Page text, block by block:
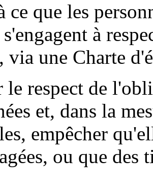
ce que les
à
via une Charte
le respect de
et, dans la
empêcher
ou que des